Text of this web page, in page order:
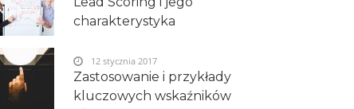
charakterystyka
Zastosowanie i przykłady
kluczowych wskaźników
12 stycznia 2017